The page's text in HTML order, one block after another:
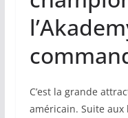
C’est la grande
américain. Suite aux